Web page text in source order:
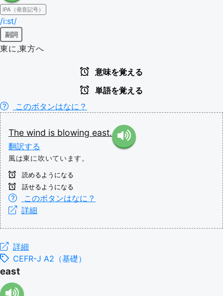
IPA（発音記号）
/i:st/
副詞
東に,東方へ
意味を覚える
単語を覚える
このボタンはなに？
The wind is blowing east.
翻訳する
風は東に吹いています。
読めるようになる
話せるようになる
このボタンはなに？
詳細
詳細
CEFR-J A2（基礎）
east